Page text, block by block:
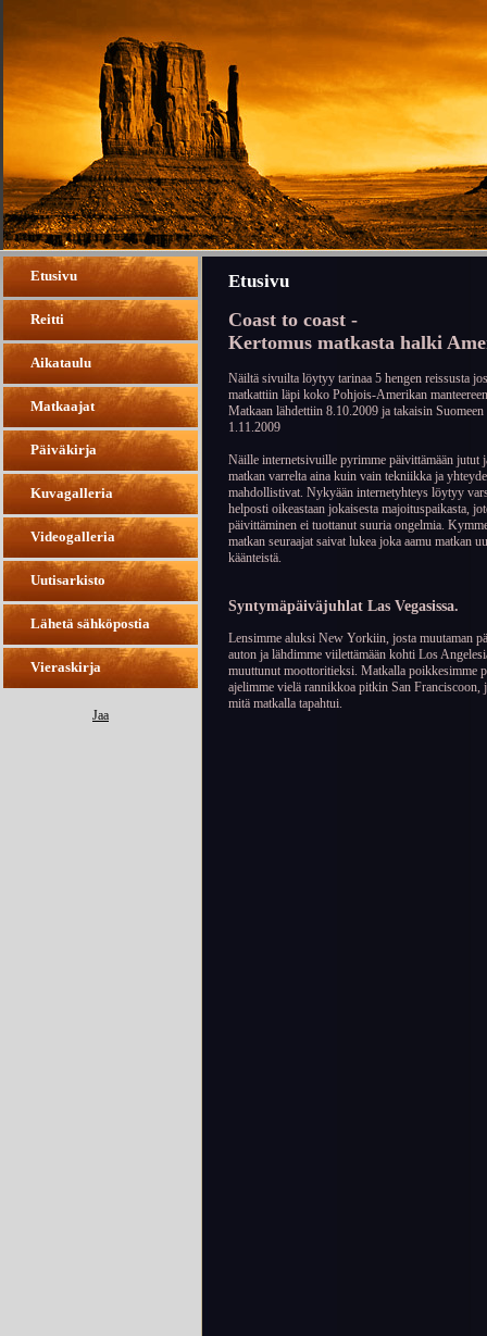
Etusivu
Reitti
Aikataulu
Matkaajat
Päiväkirja
Kuvagalleria
Videogalleria
Uutisarkisto
Lähetä sähköpostia
Vieraskirja
Jaa
Etusivu
Coast to coast -
Kertomus matkasta halki
Näiltä sivuilta löytyy tarinaa 5 hengen reissusta
matkattiin läpi koko Pohjois-Amerikan
Matkaan lähdettiin 8.10.2009 ja takaisin
1.11.2009
Näille internetsivuille pyrimme päivittämään jutut
matkan varrelta aina kuin vain tekniikka ja
mahdollistivat. Nykyään internetyhteys löytyy
helposti oikeastaan jokaisesta majoituspaikasta,
päivittäminen ei tuottanut suuria ongelmia.
matkan seuraajat saivat lukea joka aamu matkan
käänteistä.
Syntymäpäiväjuhlat Las Vegasissa.
Lensimme aluksi New Yorkiin, josta muutaman
auton ja lähdimme viilettämään kohti Los
muuttunut moottoritieksi. Matkalla poikkesimme
ajelimme vielä rannikkoa pitkin San
mitä matkalla tapahtui.